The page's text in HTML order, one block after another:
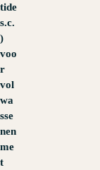
tide
s.c.
)
voo
r
vol
wa
sse
nen
me
t